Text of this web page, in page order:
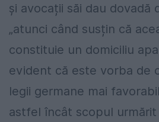
și avocații săi dau dovadă
„atunci când susțin că
constituie un domiciliu
evident că este vorba de
legii germane mai
astfel încât scopul urmărit